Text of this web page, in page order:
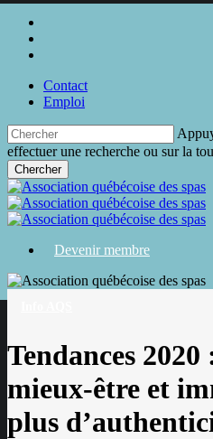
Skip
main
Contact
Emploi
effectuer une recherche ou sur la
Chercher
Close
Search
Devenir membre
search
Menu
Tendances
mieux-être et
plus